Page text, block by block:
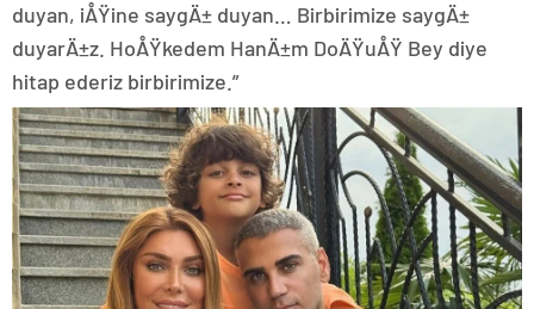
duyan, iÅŸine saygÄ± duyan… Birbirimize saygÄ±
duyarÄ±z. HoÅŸkedem HanÄ±m DoÄŸuÅŸ Bey diye
hitap ederiz birbirimize.”